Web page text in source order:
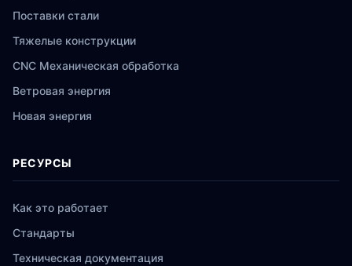
Поставки стали
Тяжелые конструкции
CNC Механическая обработка
Ветровая энергия
Новая энергия
РЕСУРСЫ
Как это работает
Стандарты
Техническая документация